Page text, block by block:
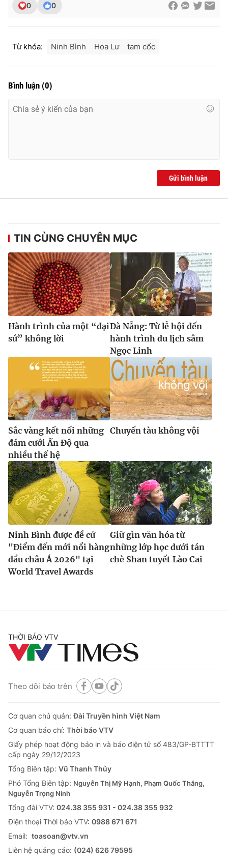
0 0
Từ khóa: Ninh Bình Hoa Lư tam cốc
Bình luận (0)
Gửi bình luận
TIN CÙNG CHUYÊN MỤC
Hành trình của một “đại
sứ” không lời
Đà Nẵng: Từ lễ hội đến
hành trình du lịch sâm
Ngọc Linh
Sắc vàng kết nối những
đám cưới Ấn Độ qua
nhiều thế hệ
Chuyến tàu không vội
Ninh Bình được đề cử
"Điểm đến mới nổi hàng
đầu châu Á 2026" tại
World Travel Awards
Giữ gìn văn hóa từ
những lớp học dưới tán
chè Shan tuyết Lào Cai
THỜI BÁO VTV
Theo dõi báo trên
Cơ quan chủ quản:Đài Truyền hình Việt Nam
Cơ quan báo chí: Thời báo VTV
Giấy phép hoạt động báo in và báo điện tử số 483/GP-BTTTT
cấp ngày 29/12/2023
Tổng Biên tập: Vũ Thanh Thủy
Phó Tổng Biên tập: Nguyễn Thị Mỹ Hạnh, Phạm Quốc Thắng,
Nguyễn Trọng Ninh
Tổng đài VTV: 024.38 355 931 - 024.38 355 932
Ðiện thoại Thời báo VTV: 0988 671 671
Email: toasoan@vtv.vn
Liên hệ quảng cáo: (024) 626 79595